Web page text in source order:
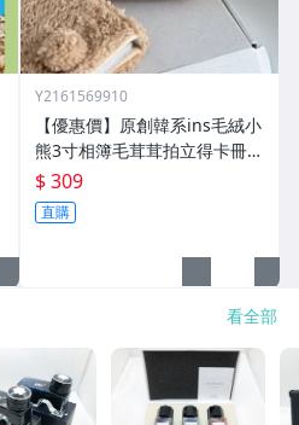
Y2161569910
【優惠價】原創韓系ins毛絨小
熊3寸相簿毛茸茸拍立得卡冊專
輯小卡追星收納冊
$ 309
直購
看全部